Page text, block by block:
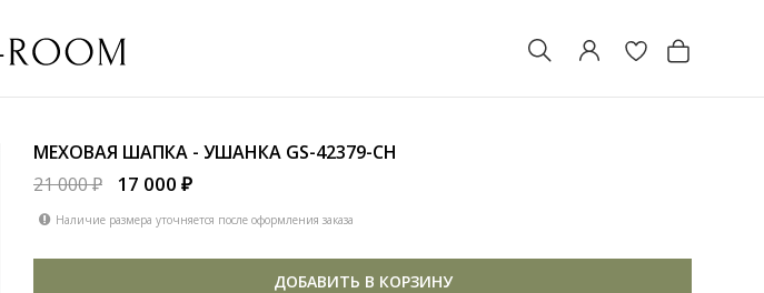
МЕХОВАЯ ШАПКА - УШАНКА GS-42379-CH
21 000 ₽
17 000 ₽
Наличие размера уточняется после оформления заказа
ДОБАВИТЬ В КОРЗИНУ